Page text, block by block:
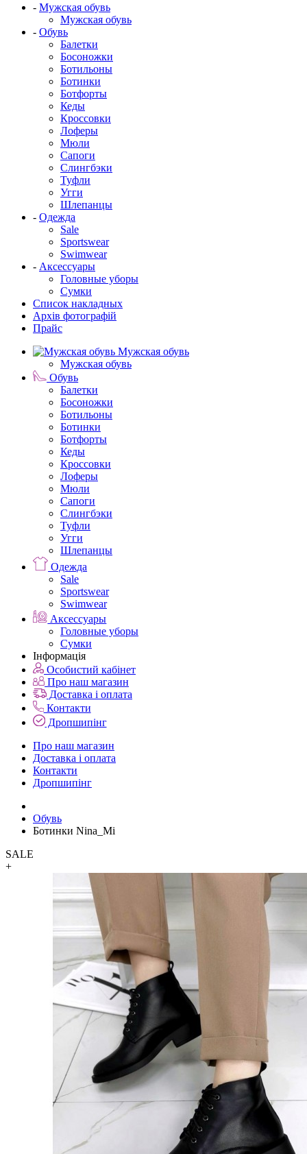
- Мужская обувь
Мужская обувь
- Обувь
Балетки
Босоножки
Ботильоны
Ботинки
Ботфорты
Кеды
Кроссовки
Лоферы
Мюли
Сапоги
Слингбэки
Туфли
Угги
Шлепанцы
- Одежда
Sale
Sportswear
Swimwear
- Аксессуары
Головные уборы
Сумки
Список накладных
Архів фотографій
Прайс
Мужская обувь
Мужская обувь
Обувь
Балетки
Босоножки
Ботильоны
Ботинки
Ботфорты
Кеды
Кроссовки
Лоферы
Мюли
Сапоги
Слингбэки
Туфли
Угги
Шлепанцы
Одежда
Sale
Sportswear
Swimwear
Аксессуары
Головные уборы
Сумки
Інформація
Особистий кабінет
Про наш магазин
Доставка і оплата
Контакти
Дропшипінг
Про наш магазин
Доставка і оплата
Контакти
Дропшипінг
Обувь
Ботинки Nina_Mi
SALE
+